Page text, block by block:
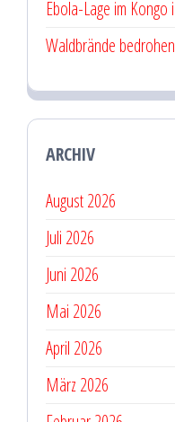
Ebola-Lage im Kongo
Waldbrände
ARCHIV
August 2026
Juli 2026
Juni 2026
Mai 2026
April 2026
März 2026